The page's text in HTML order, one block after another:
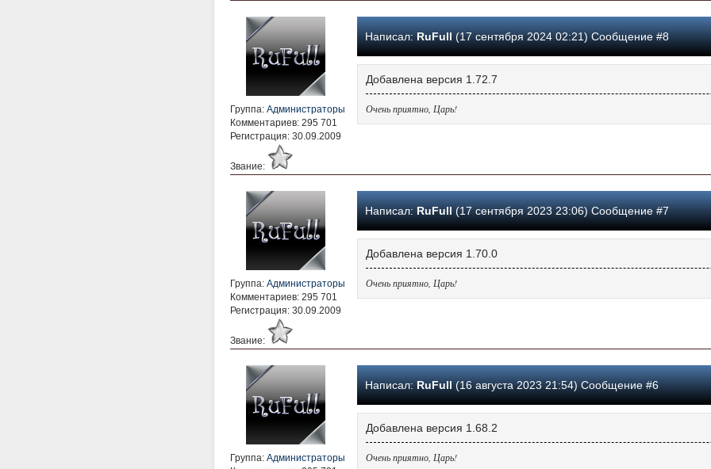
Группа: Администраторы
Комментариев: 295 701
Регистрация: 30.09.2009
Звание:
Написал: RuFull(17 сентября 2024 02:21) Сообщение #8
Добавлена версия 1.72.7
Очень приятно, Царь!
Группа: Администраторы
Комментариев: 295 701
Регистрация: 30.09.2009
Звание:
Написал: RuFull(17 сентября 2023 23:06) Сообщение #7
Добавлена версия 1.70.0
Очень приятно, Царь!
Группа: Администраторы
Написал: RuFull(16 августа 2023 21:54) Сообщение #6
Добавлена версия 1.68.2
Очень приятно, Царь!